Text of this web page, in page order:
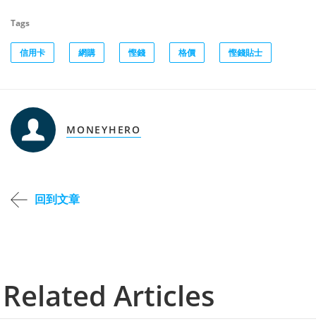
Tags
信用卡 網購 慳錢 格價 慳錢貼士
MONEYHERO
回到文章
Related Articles